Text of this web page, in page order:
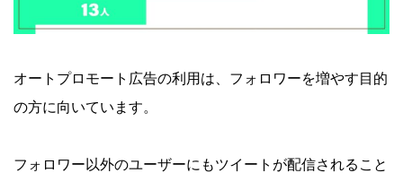
オートプロモート広告の利用は、フォロワーを増やす目的
の方に向いています。
フォロワー以外のユーザーにもツイートが配信されること